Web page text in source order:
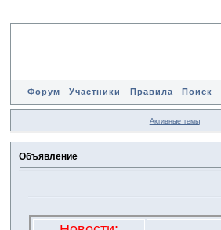
Форум Участники Правила Поиск
Активные темы
Объявление